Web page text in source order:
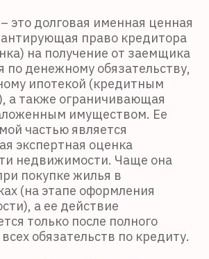
это долговая именная ценная
право кредитора
на получение от заемщика
по денежному обязательству,
ипотекой (кредитным
а также ограничивающая
имуществом. Ее
частью является
экспертная оценка
недвижимости. Чаще она
покупке жилья в
(на этапе оформления
а ее действие
только после полного
обязательств по кредиту.